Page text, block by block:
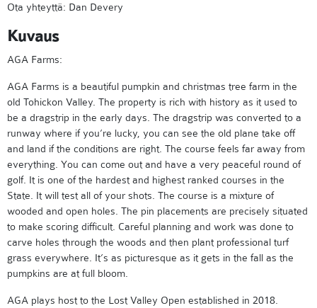
Ota yhteyttä: Dan Devery
Kuvaus
AGA Farms:
AGA Farms is a beautiful pumpkin and christmas tree farm in the
old Tohickon Valley. The property is rich with history as it used to
be a dragstrip in the early days. The dragstrip was converted to a
runway where if you’re lucky, you can see the old plane take off
and land if the conditions are right. The course feels far away from
everything. You can come out and have a very peaceful round of
golf. It is one of the hardest and highest ranked courses in the
State. It will test all of your shots. The course is a mixture of
wooded and open holes. The pin placements are precisely situated
to make scoring difficult. Careful planning and work was done to
carve holes through the woods and then plant professional turf
grass everywhere. It’s as picturesque as it gets in the fall as the
pumpkins are at full bloom.
AGA plays host to the Lost Valley Open established in 2018.